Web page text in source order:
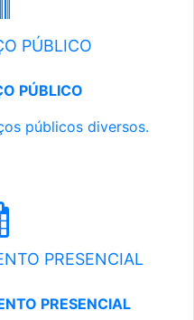
PÚBLICO
PÚBLICO
públicos diversos.
PRESENCIAL
PRESENCIAL